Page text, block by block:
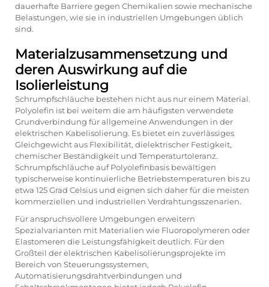
dauerhafte Barriere gegen Chemikalien sowie mechanische
Belastungen, wie sie in industriellen Umgebungen üblich
sind.
Materialzusammensetzung und
deren Auswirkung auf die
Isolierleistung
Schrumpfschläuche bestehen nicht aus nur einem Material.
Polyolefin ist bei weitem die am häufigsten verwendete
Grundverbindung für allgemeine Anwendungen in der
elektrischen Kabelisolierung. Es bietet ein zuverlässiges
Gleichgewicht aus Flexibilität, dielektrischer Festigkeit,
chemischer Beständigkeit und Temperaturtoleranz.
Schrumpfschläuche auf Polyolefinbasis bewältigen
typischerweise kontinuierliche Betriebstemperaturen bis zu
etwa 125 Grad Celsius und eignen sich daher für die meisten
kommerziellen und industriellen Verdrahtungsszenarien.
Für anspruchsvollere Umgebungen erweitern
Spezialvarianten mit Materialien wie Fluoropolymeren oder
Elastomeren die Leistungsfähigkeit deutlich. Für den
Großteil der elektrischen Kabelisolierungsprojekte im
Bereich von Steuerungssystemen,
Automatisierungsdrahtverbindungen und